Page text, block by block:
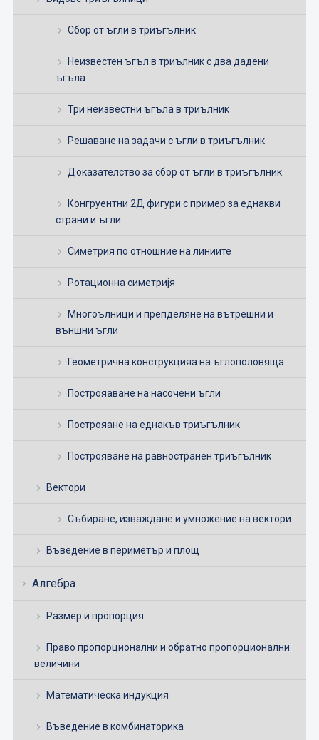
Сбор от ъгли в триъгълник
Неизвестен ъгъл в триълник с два дадени
ъгъла
Три неизвестни ъгъла в триълник
Решаване на задачи с ъгли в триъгълник
Доказателство за сбор от ъгли в триъгълник
Конгруентни 2Д фигури с пример за еднакви
страни и ъгли
Симетрия по отношние на линиите
Ротационна симетријя
Многоълници и препделяне на вътрешни и
външни ъгли
Геометрична конструкцияа на ъглополовяща
Построяаване на насочени ъгли
Построяане на еднакъв триъгълник
Построяване на равностранен триъгълник
Вектори
Събиране, изваждане и умножение на вектори
Въведение в периметър и площ
Алгебра
Размер и пропорция
Право пропорционални и обратно пропорционални
величини
Математическа индукция
Въведение в комбинаторика